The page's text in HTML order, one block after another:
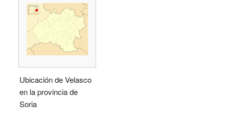
Ubicación de Velasco
en la provincia de
Soria